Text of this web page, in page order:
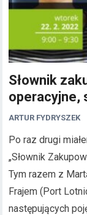
Słownik
operacyjne,
ARTUR FYDRYSZEK
Po raz drugi
„Słownik
Tym razem z
Frajem (Port
następujących